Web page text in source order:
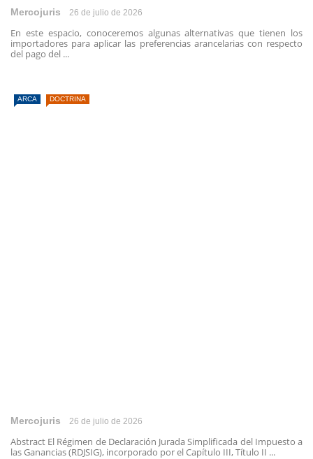
Mercojuris 26 de julio de 2026
En este espacio, conoceremos algunas alternativas que tienen los
importadores para aplicar las preferencias arancelarias con respecto
del pago del ...
ARCA DOCTRINA
Mercojuris 26 de julio de 2026
Abstract El Régimen de Declaración Jurada Simplificada del Impuesto a
las Ganancias (RDJSIG), incorporado por el Capítulo III, Título II ...